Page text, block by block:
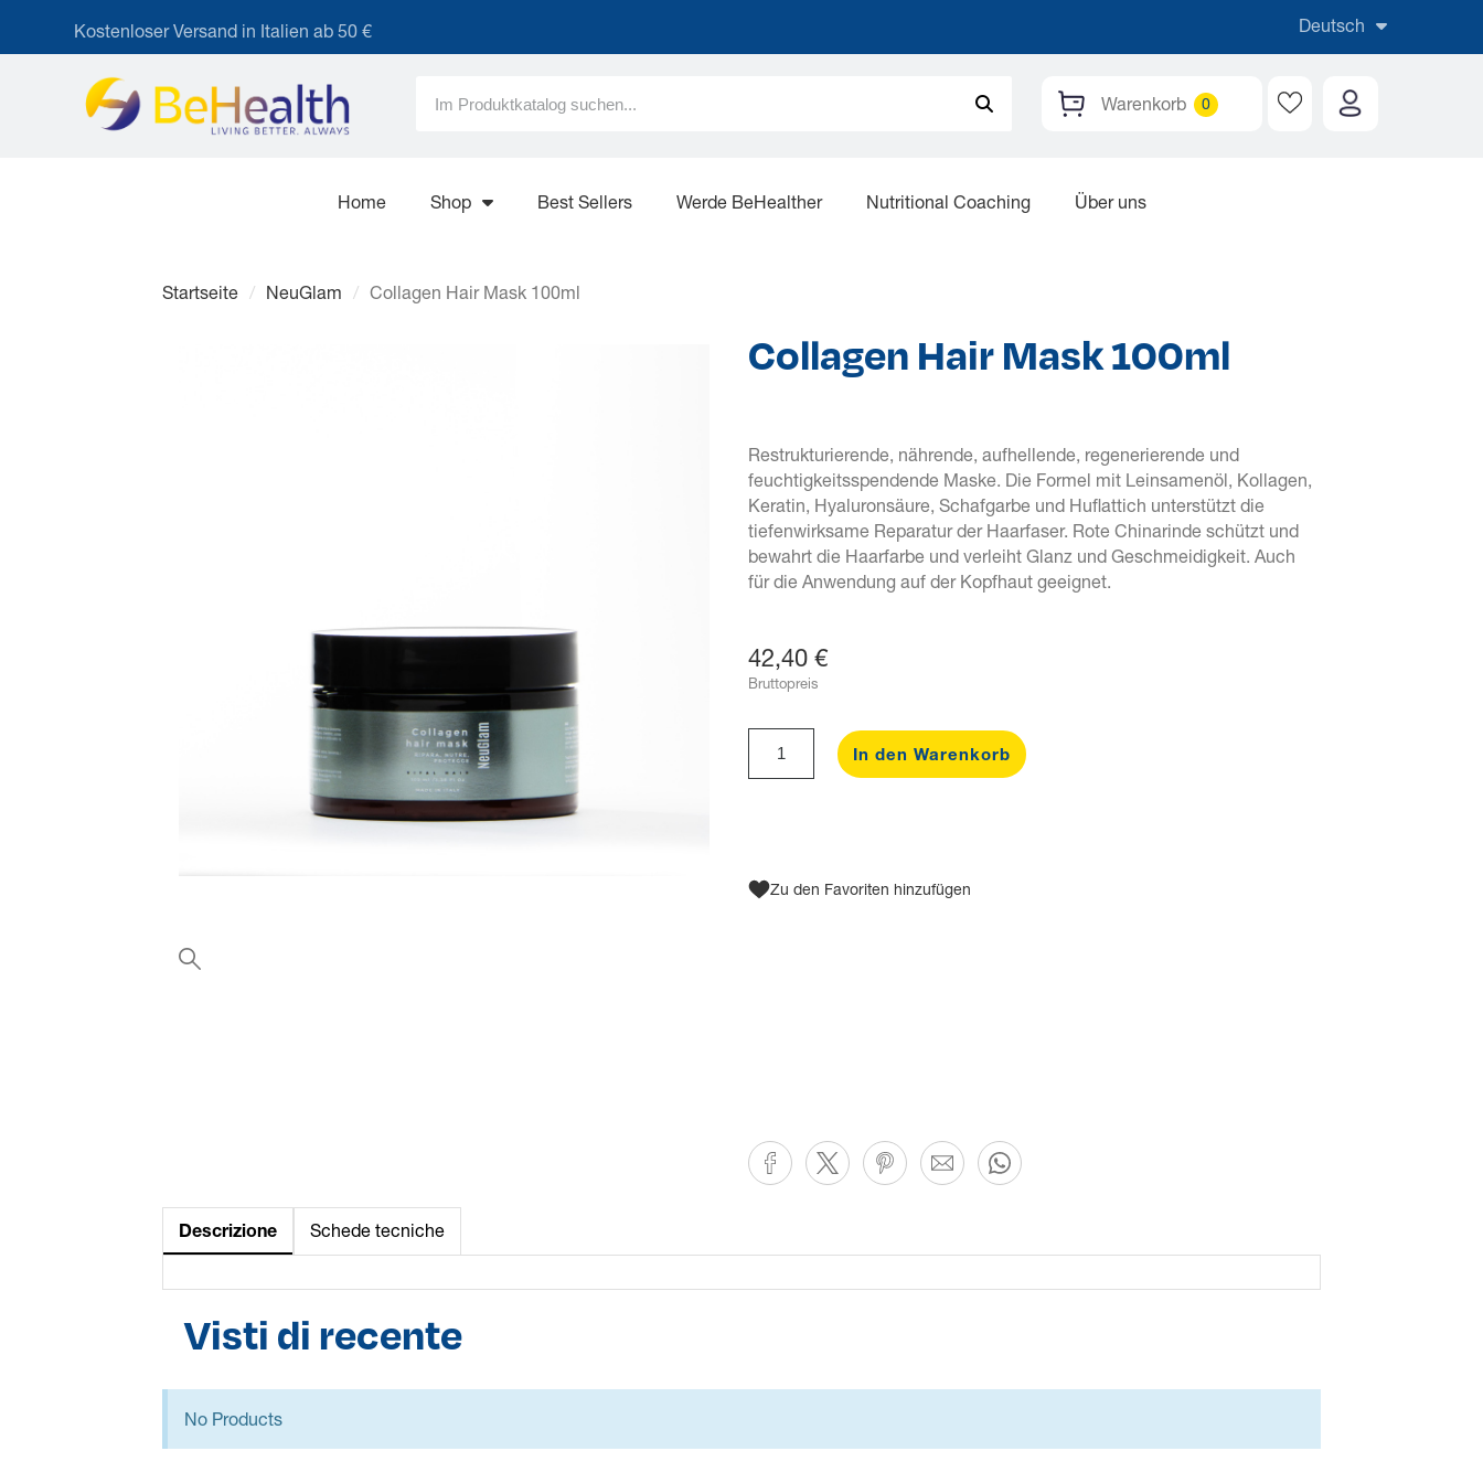
Kostenloser Versand in Italien ab 50 € Deutsch
Warenkorb
Home Shop Best Sellers Werde BeHealther Nutritional Coaching Über uns
Startseite NeuGlam Collagen Hair Mask 100ml
Collagen Hair Mask 100ml
Restrukturierende, nährende, aufhellende, regenerierende und
feuchtigkeitsspendende Maske. Die Formel mit Leinsamenöl, Kollagen,
Keratin, Hyaluronsäure, Schafgarbe und Huflattich unterstützt die
tiefenwirksame Reparatur der Haarfaser. Rote Chinarinde schützt und
bewahrt die Haarfarbe und verleiht Glanz und Geschmeidigkeit. Auch
für die Anwendung auf der Kopfhaut geeignet.
42,40 €
Bruttopreis
In den Warenkorb
Zu den Favoriten hinzufügen
Descrizione Schede tecniche
Visti di recente
No Products